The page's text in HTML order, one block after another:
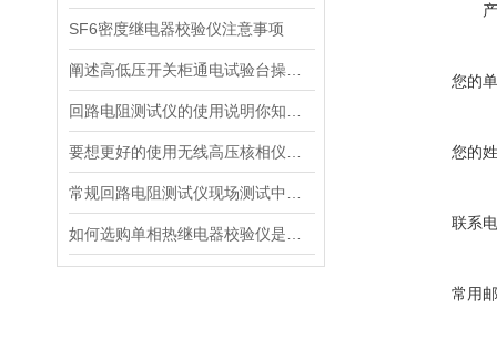
SF6密度继电器校验仪注意事项
您的
您的
联系
常用